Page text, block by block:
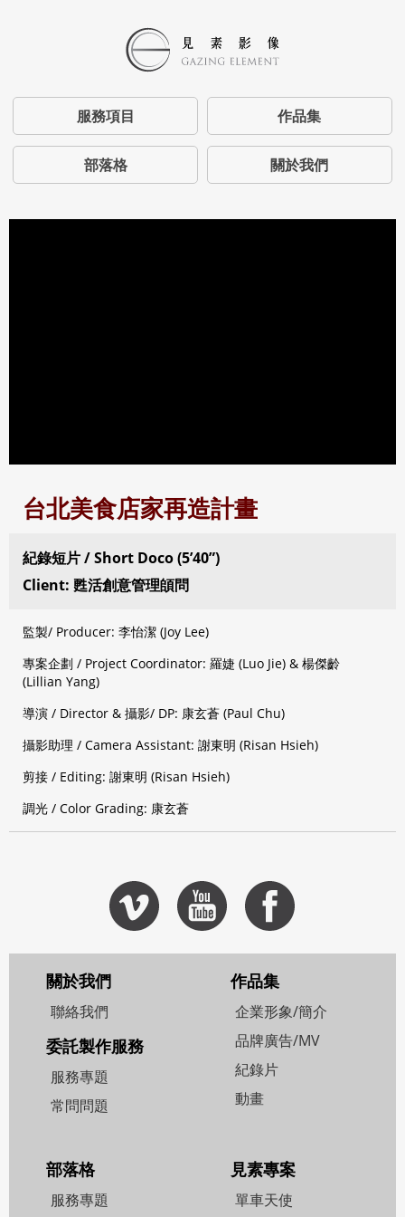
服務項目 作品集
部落格 關於我們
台北美食店家再造計畫
紀錄短片 / Short Doco (5’40”)
Client: 甦活創意管理頧問
監製/ Producer: 李怡潔 (Joy Lee)
專案企劃 / Project Coordinator: 羅婕 (Luo Jie) & 楊傑齡
(Lillian Yang)
導演 / Director & 攝影/ DP: 康玄蒼 (Paul Chu)
攝影助理 / Camera Assistant: 謝東明 (Risan Hsieh)
剪接 / Editing: 謝東明 (Risan Hsieh)
調光 / Color Grading: 康玄蒼
關於我們
聯絡我們
委託製作服務
服務專題
常問問題
作品集
企業形象/簡介
品牌廣告/MV
紀錄片
動畫
部落格
服務專題
見素專案
單車天使